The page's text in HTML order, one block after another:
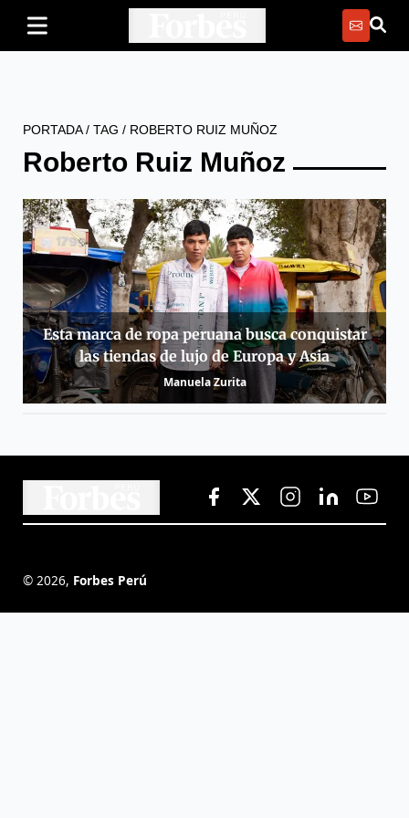
PORTADA/ TAG / ROBERTO RUIZ MUÑOZ
Roberto Ruiz Muñoz
Esta marca de ropa peruana busca conquistar
las tiendas de lujo de Europa y Asia
Manuela Zurita
© 2026, Forbes Perú